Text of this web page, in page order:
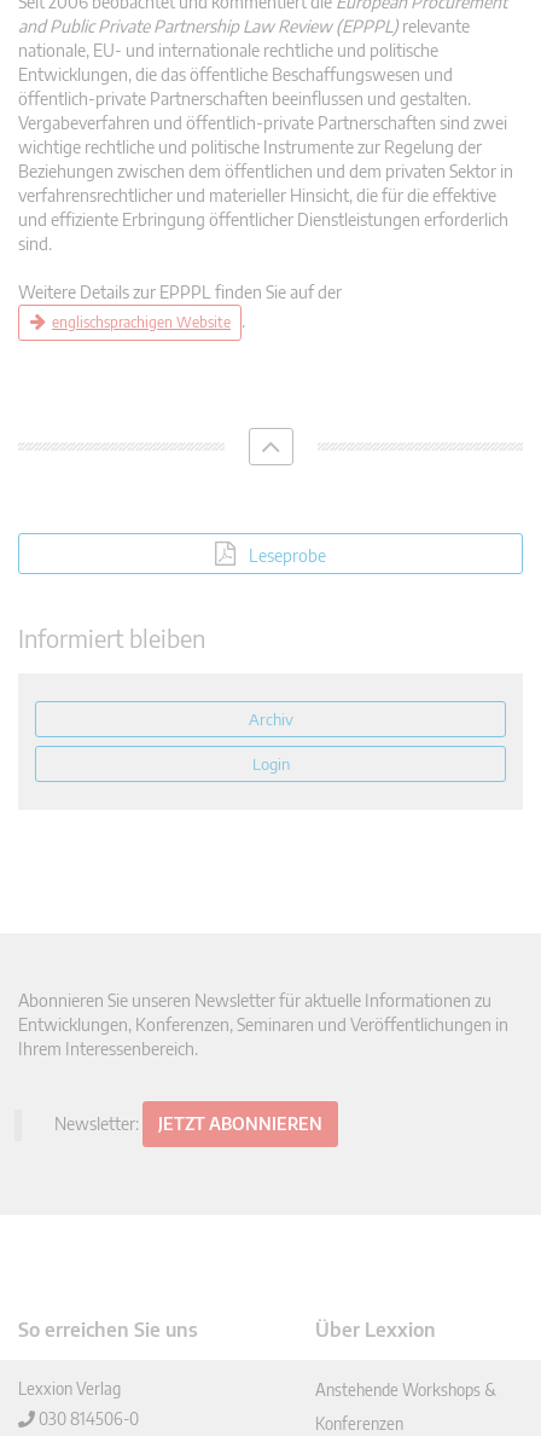
and Public Private Partnership Law Review (EPPPL) relevante
nationale, EU- und internationale rechtliche und politische
Entwicklungen, die das öffentliche Beschaffungswesen und
öffentlich-private Partnerschaften beeinflussen und gestalten.
Vergabeverfahren und öffentlich-private Partnerschaften sind zwei
wichtige rechtliche und politische Instrumente zur Regelung der
Beziehungen zwischen dem öffentlichen und dem privaten Sektor in
verfahrensrechtlicher und materieller Hinsicht, die für die effektive
und effiziente Erbringung öffentlicher Dienstleistungen erforderlich
sind.
Weitere Details zur EPPPL finden Sie auf der
englischsprachigen Website .
Leseprobe
Informiert bleiben
Archiv
Login
Abonnieren Sie unseren Newsletter für aktuelle Informationen zu
Entwicklungen, Konferenzen, Seminaren und Veröffentlichungen in
Ihrem Interessenbereich.
Newsletter: JETZT ABONNIEREN
So erreichen Sie uns
Lexxion Verlag
030 814506-0
Über Lexxion
Anstehende Workshops &
Konferenzen